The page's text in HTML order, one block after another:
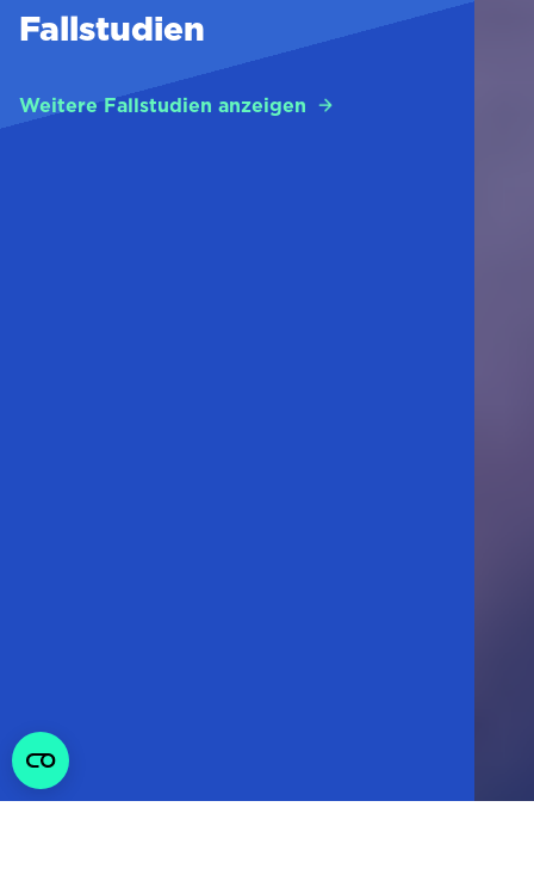
Fallstudien
Weitere Fallstudien anzeigen